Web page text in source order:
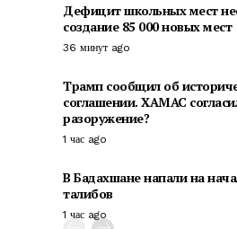
Дефицит школьных мест
создание 85 000 новых мест
36 минут ago
Трамп сообщил об
соглашении. ХАМАС
разоружение?
1 час ago
В Бадахшане напали на
талибов
1 час ago